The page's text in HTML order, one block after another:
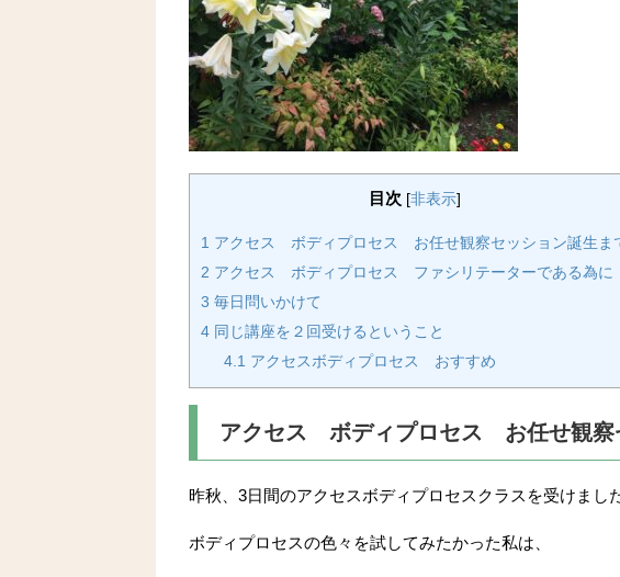
目次 [非表示]
1 アクセス ボディプロセス お任せ観察セッション誕生ま
2 アクセス ボディプロセス ファシリテーターである為に
3 毎日問いかけて
4 同じ講座を２回受けるということ
4.1 アクセスボディプロセス おすすめ
アクセス ボディプロセス お任せ観察
昨秋、3日間のアクセスボディプロセスクラスを受けました
ボディプロセスの色々を試してみたかった私は、